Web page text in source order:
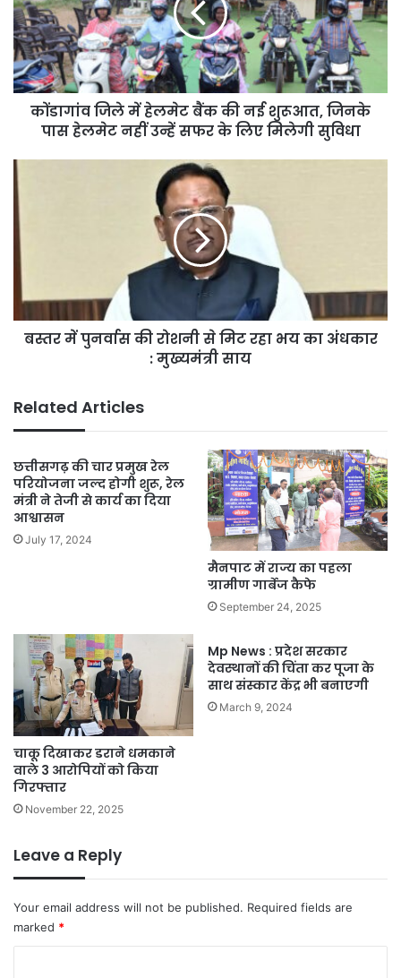
बैंक
की
नई
शुरूआत,
जिनके
उन्हें
सफर
के
लिए
मिलेगी
कोंडागांव जिले में हेलमेट बैंक की नई शुरूआत, जिनके
पास हेलमेट नहीं उन्हें सफर के लिए मिलेगी सुविधा
बस्तर
में
पुनर्वास
की
रोशनी
रहा
भय
साय
बस्तर में पुनर्वास की रोशनी से मिट रहा भय का अंधकार
: मुख्यमंत्री साय
Related Articles
छत्तीसगढ़ की चार प्रमुख रेल
परियोजना जल्द होगी शुरू, रेल
मंत्री ने तेजी से कार्य का दिया
आश्वासन
July 17, 2024
मैनपाट में राज्य का पहला
ग्रामीण गार्बेज कैफे
September 24, 2025
चाकू दिखाकर डराने धमकाने
वाले 3 आरोपियों को किया
गिरफ्तार
November 22, 2025
Mp News : प्रदेश सरकार
देवस्थानों की चिंता कर पूजा के
साथ संस्कार केंद्र भी बनाएगी
March 9, 2024
Leave a Reply
Your email address will not be published. Required fields are
marked *